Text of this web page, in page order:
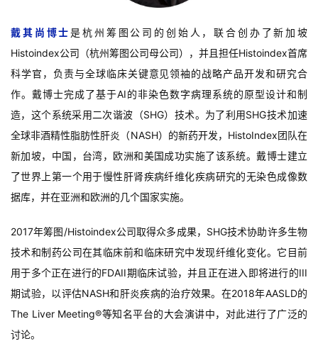
戴其尚博士是杭州筹图公司的创始人，联合创办了新加坡
Histoindex公司（杭州筹图公司母公司），并且担任Histoindex首席
科学官，负责与全球临床关键意见领袖的战略产品开发和研究合
作。戴博士完成了基于AI的非染色数字病理系统的原型设计和制
造，这个系统采用二次谐波（SHG）技术。为了利用SHG技术加速
全球非酒精性脂肪性肝炎（NASH）的新药开发，HistoIndex团队在
新加坡，中国，台湾，欧洲和美国成功实施了该系统。戴博士建立
了世界上第一个用于慢性肝肾疾病纤维化疾病研究的无染色成像数
据库，并在亚洲和欧洲的几个国家实施。
2017年筹图/Histoindex公司取得众多成果，SHG技术协助许多生物
技术和制药公司在其临床前和临床研究中发现纤维化变化。它目前
用于多个正在进行的FDAII期临床试验，并且正在进入即将进行的III
期试验，以评估NASH和肝炎疾病的治疗效果。在2018年AASLD的
The Liver Meeting®等知名平台的大会演讲中，对此进行了广泛的
讨论。